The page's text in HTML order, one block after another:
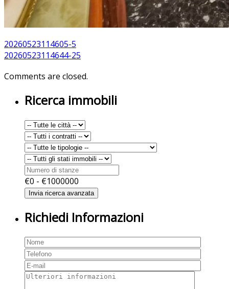
20260523114605-5
20260523114644-25
Comments are closed.
Ricerca immobili
€0 - €1000000
Richiedi Informazioni